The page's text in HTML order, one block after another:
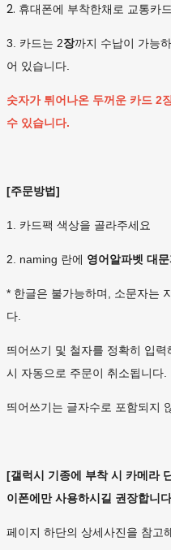
2. 휴대폰에 부착한채로 교통카
3. 카드는 2장까지 수납이 가능
어 있습니다.
숫자가 튀어나온 두꺼운 카드 2
수 있습니다.
[주문방법]
1. 카드팩 색상을 골라주세요
2. naming 란에 영어알파벳 대
* 한글은 불가능하며, 소문자는
다.
띄어쓰기 및 철자를 정확히 입
시 자동으로 주문이 취소됩니다.
띄어쓰기는 글자수로 포함되지
[갤럭시 기종에 부착 시 카메라
이폰에만 사용하시길 권장합니
페이지 하단의 상세사진을 참고